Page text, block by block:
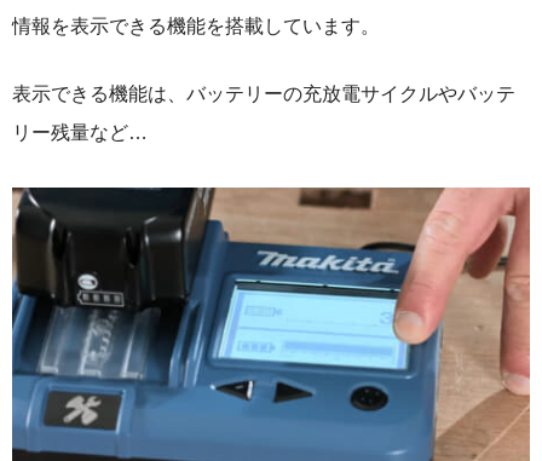
情報を表示できる機能を搭載しています。
表示できる機能は、バッテリーの充放電サイクルやバッテ
リー残量など…